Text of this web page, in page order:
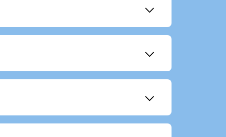
􀆈
vivre un événement d’une façon unique.
􀆈
􀆈
haut de gamme et permettent de